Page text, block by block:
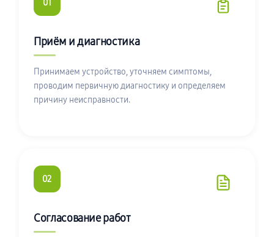
01
Приём и диагностика
Принимаем устройство, уточняем симптомы,
проводим первичную диагностику и определяем
причину неисправности.
02
Согласование работ